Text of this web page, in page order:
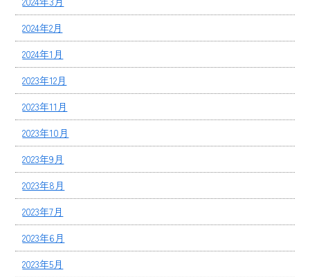
2024年2月
2024年1月
2023年12月
2023年11月
2023年10月
2023年9月
2023年8月
2023年7月
2023年6月
2023年5月